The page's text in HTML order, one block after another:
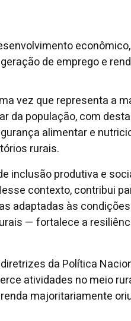
de emprego e
vez que representa a
população, com
alimentar e
rurais.
inclusão produtiva e
contexto, contribui
adaptadas às
— fortalece a
da Política
atividades no meio
majoritariamente